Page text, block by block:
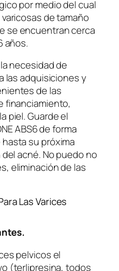
por medio del cual
de tamaño
se encuentran cerca
años.
necesidad de
las adquisiciones y
de las
financiamiento,
piel. Guarde el
ABS6 de forma
su próxima
acné. No puedo no
eliminación de las
Las Varices
pelvicos el
(terlipresina, todos